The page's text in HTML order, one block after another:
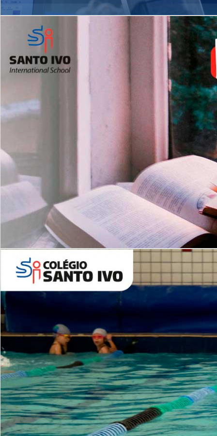
Matrículas Abertas 2026
Leituras Literárias
2º AO 5º ANO FUNDAMENTAL
es
Com imersão Bilingue - Anos
Finais
6º AO 9º ANO FUNDAMENTAL
Inglês: Turmas Reduzidas
(Proficiência)
ALUNOS NOVOS
Entre em Contato
INSTITUCIONAL